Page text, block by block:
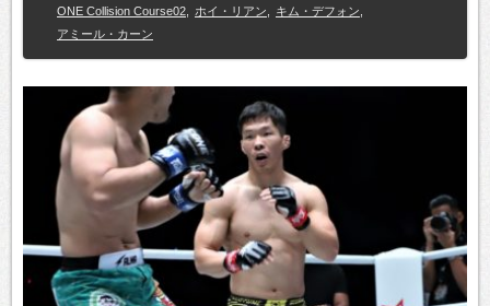
ONE Collision Course02 ホイ・リアン キム・デフォン
アミール・カーン